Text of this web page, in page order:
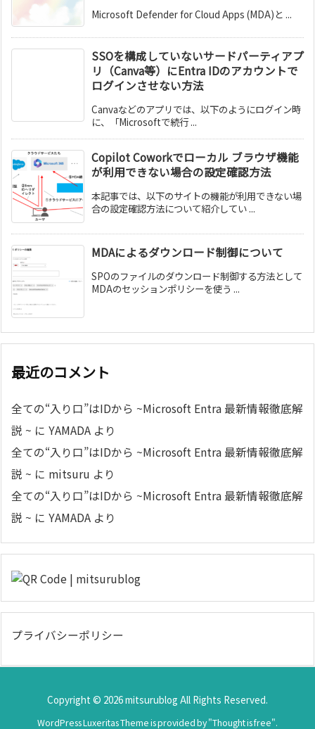
Microsoft Defender for Cloud Apps (MDA)と ...
SSOを構成していないサードパーティアプ
リ（Canva等）にEntra IDのアカウントで
ログインさせない方法
Canvaなどのアプリでは、以下のようにログイン時
に、「Microsoftで続行 ...
Copilot Coworkでローカル ブラウザ機能
が利用できない場合の設定確認方法
本記事では、以下のサイトの機能が利用できない場
合の設定確認方法について紹介してい ...
MDAによるダウンロード制御について
SPOのファイルのダウンロード制御する方法として
MDAのセッションポリシーを使う ...
最近のコメント
全ての“入り口”はIDから ~Microsoft Entra 最新情報徹底解
説 ~ に YAMADA より
全ての“入り口”はIDから ~Microsoft Entra 最新情報徹底解
説 ~ に mitsuru より
全ての“入り口”はIDから ~Microsoft Entra 最新情報徹底解
説 ~ に YAMADA より
プライバシーポリシー
Copyright © 2026mitsurublog All Rights Reserved.
WordPress Luxeritas Theme is provided by "Thought is free".